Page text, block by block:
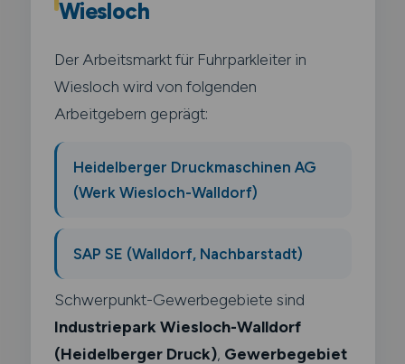
Wiesloch
Der Arbeitsmarkt für Fuhrparkleiter in
Wiesloch wird von folgenden
Arbeitgebern geprägt:
Heidelberger Druckmaschinen AG
(Werk Wiesloch-Walldorf)
SAP SE (Walldorf, Nachbarstadt)
Schwerpunkt-Gewerbegebiete sind
Industriepark Wiesloch-Walldorf
(Heidelberger Druck), Gewerbegebiet